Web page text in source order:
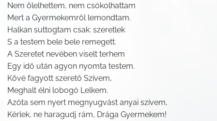
Nem ölelhettem, nem csókolhattam
Mert a Gyermekemről lemondtam.
Halkan suttogtam csak: szeretlek
S a testem bele bele remegett.
A Szeretet nevében viselt terhem
Egy idő után agyon nyomta testem.
Kővé fagyott szerető Szívem,
Meghalt élni lobogó Lelkem.
Azóta sem nyert megnyugvást anyai szívem,
Kérlek, ne haragudj rám, Drága Gyermekem!